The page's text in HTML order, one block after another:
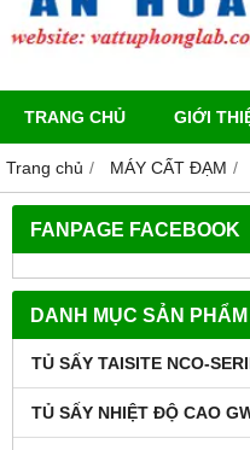
TRANG CHỦ GIỚI
Trang chủ MÁY CẤT ĐẠM
FANPAGE FACEBOOK
DANH MỤC SẢN PHẨM
TỦ SẤY TAISITE NCO-
TỦ SẤY NHIỆT ĐỘ CAO